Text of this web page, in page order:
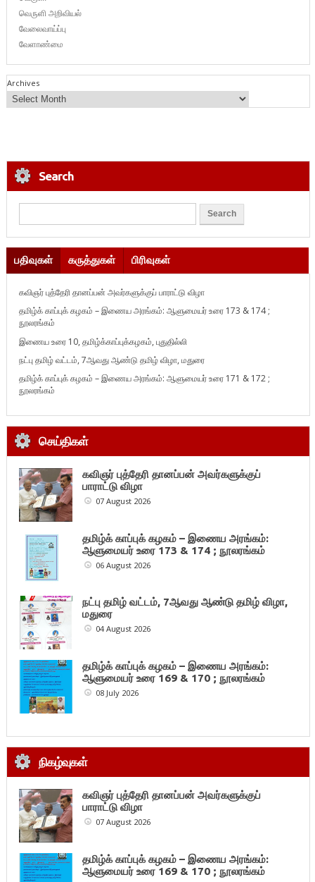
வெருளி அறிவியல்
வேலைவாய்ப்பு
வேளாண்மை
Archives
Search
பதிவுகள் கருத்துகள் பிரிவுகள்
கவிஞர் புத்தேரி தானப்பன் அவர்களுக்குப் பாராட்டு விழா
தமிழ்க் காப்புக் கழகம் – இணைய அரங்கம்: ஆளுமையர் உரை 173 & 174 ;
நூலரங்கம்
இணைய உரை 10, தமிழ்க்காப்புக்கழகம், புதுதில்லி
நட்பு தமிழ் வட்டம், 7ஆவது ஆண்டு தமிழ் விழா, மதுரை
தமிழ்க் காப்புக் கழகம் – இணைய அரங்கம்: ஆளுமையர் உரை 171 & 172 ;
நூலரங்கம்
செய்திகள்
கவிஞர் புத்தேரி தானப்பன் அவர்களுக்குப்
பாராட்டு விழா
07 August 2026
தமிழ்க் காப்புக் கழகம் – இணைய அரங்கம்:
ஆளுமையர் உரை 173 & 174 ; நூலரங்கம்
06 August 2026
நட்பு தமிழ் வட்டம், 7ஆவது ஆண்டு தமிழ் விழா,
மதுரை
04 August 2026
தமிழ்க் காப்புக் கழகம் – இணைய அரங்கம்:
ஆளுமையர் உரை 169 & 170 ; நூலரங்கம்
08 July 2026
நிகழ்வுகள்
கவிஞர் புத்தேரி தானப்பன் அவர்களுக்குப்
பாராட்டு விழா
07 August 2026
தமிழ்க் காப்புக் கழகம் – இணைய அரங்கம்:
ஆளுமையர் உரை 169 & 170 ; நூலரங்கம்